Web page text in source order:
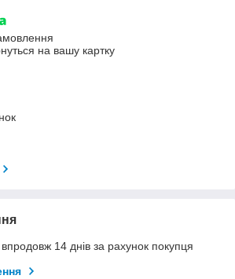
на вашу картку
14 днів за рахунок покупця